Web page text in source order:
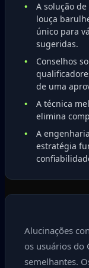
A solução
louça
único para
sugeridas.
Conselhos
de uma
A técnica
elimina
A
estratégia
Alucinações
os usuários do
semelhantes.